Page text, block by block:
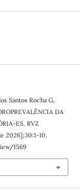
Santos Rocha G,
DA
ES. RVZ
2026];30:1-10.
1569